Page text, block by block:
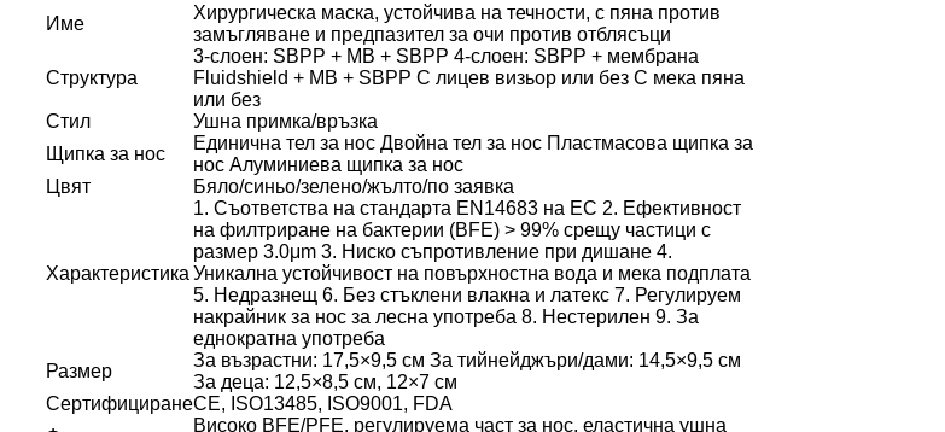
Име
Хирургическа маска, устойчива на течности, с пяна против
замъгляване и предпазител за очи против отблясъци
Структура
3-слоен: SBPP + MB + SBPP 4-слоен: SBPP + мембрана
Fluidshield + MB + SBPP С лицев визьор или без С мека пяна
или без
Стил
Ушна примка/връзка
Щипка за нос
Единична тел за нос Двойна тел за нос Пластмасова щипка за
нос Алуминиева щипка за нос
Цвят
Бяло/синьо/зелено/жълто/по заявка
Характеристика
1. Съответства на стандарта EN14683 на ЕС 2. Ефективност
на филтриране на бактерии (BFE) > 99% срещу частици с
размер 3.0μm 3. Ниско съпротивление при дишане 4.
Уникална устойчивост на повърхностна вода и мека подплата
5. Недразнещ 6. Без стъклени влакна и латекс 7. Регулируем
накрайник за нос за лесна употреба 8. Нестерилен 9. За
еднократна употреба
Размер
За възрастни: 17,5×9,5 см За тийнейджъри/дами: 14,5×9,5 см
За деца: 12,5×8,5 см, 12×7 см
СертифициранеCE, ISO13485, ISO9001, FDA
Високо BFE/PFE, регулируема част за нос, еластична ушна